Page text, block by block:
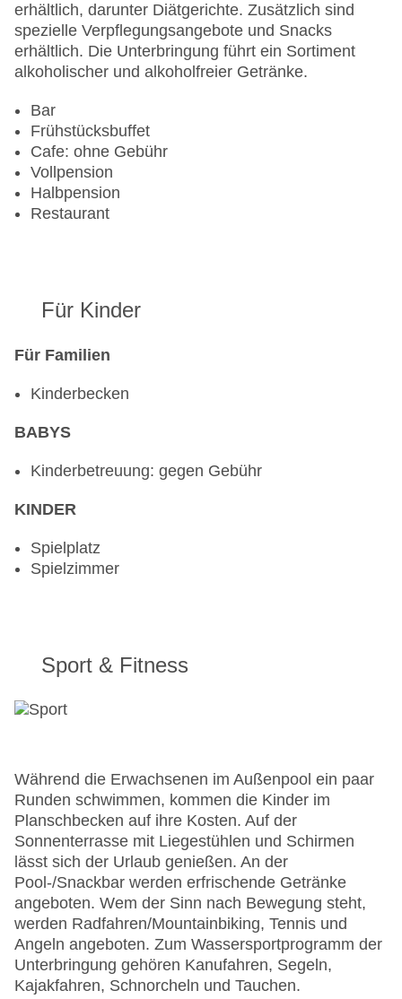
erhältlich, darunter Diätgerichte. Zusätzlich sind
spezielle Verpflegungsangebote und Snacks
erhältlich. Die Unterbringung führt ein Sortiment
alkoholischer und alkoholfreier Getränke.
Bar
Frühstücksbuffet
Cafe: ohne Gebühr
Vollpension
Halbpension
Restaurant
Für Kinder
Für Familien
Kinderbecken
BABYS
Kinderbetreuung: gegen Gebühr
KINDER
Spielplatz
Spielzimmer
Sport & Fitness
Während die Erwachsenen im Außenpool ein paar
Runden schwimmen, kommen die Kinder im
Planschbecken auf ihre Kosten. Auf der
Sonnenterrasse mit Liegestühlen und Schirmen
lässt sich der Urlaub genießen. An der
Pool-/Snackbar werden erfrischende Getränke
angeboten. Wem der Sinn nach Bewegung steht,
werden Radfahren/Mountainbiking, Tennis und
Angeln angeboten. Zum Wassersportprogramm der
Unterbringung gehören Kanufahren, Segeln,
Kajakfahren, Schnorcheln und Tauchen.